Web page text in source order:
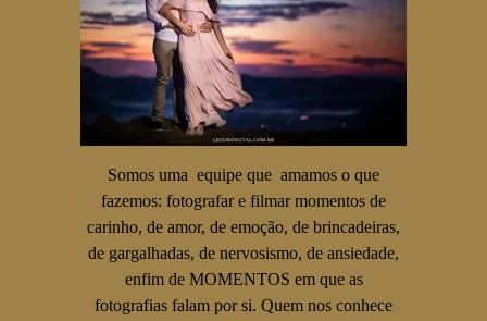
Somos uma equipe que amamos o que
fazemos: fotografar e filmar momentos de
carinho, de amor, de emoção, de brincadeiras,
de gargalhadas, de nervosismo, de ansiedade,
enfim de MOMENTOS em que as
fotografias falam por si. Quem nos conhece